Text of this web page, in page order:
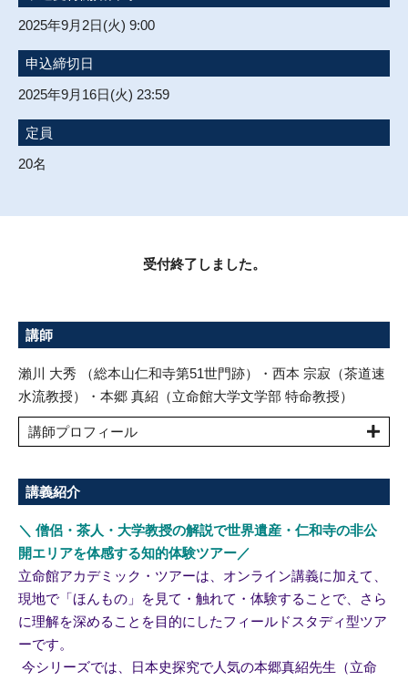
2025年9月2日(火) 9:00
申込締切日
2025年9月16日(火) 23:59
定員
20名
受付終了しました。
講師
講師プロフィール
瀨川 大秀 （総本山仁和寺第51世門跡）・西本 宗寂（茶道速
水流教授）・本郷 真紹（立命館大学文学部 特命教授）
講義紹介
＼ 僧侶・茶人・大学教授の解説で世界遺産・仁和寺の非公
開エリアを体感する知的体験ツアー／
立命館アカデミック・ツアーは、オンライン講義に加えて、
現地で「ほんもの」を見て・触れて・体験することで、さら
に理解を深めることを目的にしたフィールドスタディ型ツア
ーです。
今シリーズでは、日本史探究で人気の本郷真紹先生（立命